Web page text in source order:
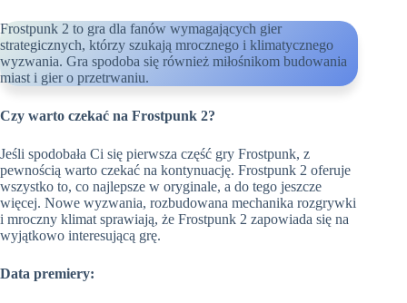
Frostpunk 2 to gra dla fanów wymagających gier
strategicznych, którzy szukają mrocznego i klimatycznego
wyzwania. Gra spodoba się również miłośnikom budowania
miast i gier o przetrwaniu.
Czy warto czekać na Frostpunk 2?
Jeśli spodobała Ci się pierwsza część gry Frostpunk, z
pewnością warto czekać na kontynuację. Frostpunk 2 oferuje
wszystko to, co najlepsze w oryginale, a do tego jeszcze
więcej. Nowe wyzwania, rozbudowana mechanika rozgrywki
i mroczny klimat sprawiają, że Frostpunk 2 zapowiada się na
wyjątkowo interesującą grę.
Data premiery: